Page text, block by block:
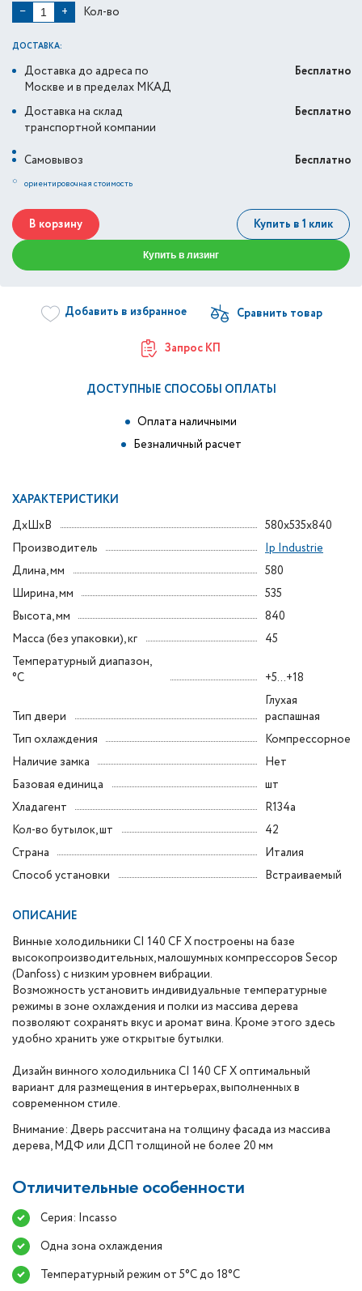
− + Кол-во
ДОСТАВКА:
Доставка до адреса по
Москве и в пределах МКАД
Бесплатно
Доставка на склад
транспортной компании
Бесплатно
Самовывоз
Бесплатно
* ориентировочная стоимость
В корзину Купить в 1 клик
Купить в лизинг
Добавить в избранное
Запрос КП
ДОСТУПНЫЕ СПОСОБЫ ОПЛАТЫ
Оплата наличными
Безналичный расчет
ХАРАКТЕРИСТИКИ
ДxШxВ
580x535x840
Производитель
Ip Industrie
Длина, мм
580
Ширина, мм
535
Высота, мм
840
Масса (без упаковки), кг
45
Температурный диапазон,
°C
+5...+18
Тип двери
Глухая
распашная
Тип охлаждения
Компрессорное
Наличие замка
Нет
Базовая единица
шт
Хладагент
R134a
Кол-во бутылок, шт
42
Страна
Италия
Способ установки
Встраиваемый
ОПИСАНИЕ
Винные холодильники CI 140 CF X построены на базе
высокопроизводительных, малошумных компрессоров Secop
(Danfoss) с низким уровнем вибрации.
Возможность установить индивидуальные температурные
режимы в зоне охлаждения и полки из массива дерева
позволяют сохранять вкус и аромат вина. Кроме этого здесь
удобно хранить уже открытые бутылки.
Дизайн винного холодильника CI 140 CF X оптимальный
вариант для размещения в интерьерах, выполненных в
современном стиле.
Внимание: Дверь рассчитана на толщину фасада из массива
дерева, МДФ или ДСП толщиной не более 20 мм
Отличительные особенности
Серия: Incasso
Одна зона охлаждения
Температурный режим от 5°C до 18°C